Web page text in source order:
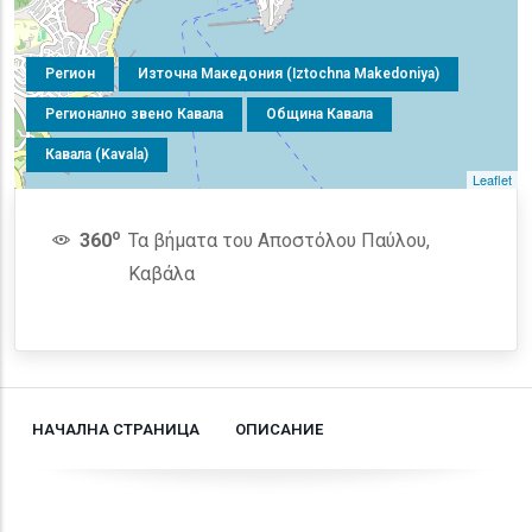
Регион Източна Македония (Iztochna Makedoniya)
Регионално звено Кавала Община Кавала
Кавала (Kavala)
Leaflet
360o Τα βήματα του Αποστόλου Παύλου,
Καβάλα
НАЧАЛНА СТРАНИЦА ОПИСАНИЕ